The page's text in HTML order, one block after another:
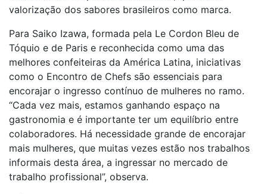
valorização dos sabores brasileiros como marca.
Para Saiko Izawa, formada pela Le Cordon Bleu de
Tóquio e de Paris e reconhecida como uma das
melhores confeiteiras da América Latina, iniciativas
como o Encontro de Chefs são essenciais para
encorajar o ingresso contínuo de mulheres no ramo.
“Cada vez mais, estamos ganhando espaço na
gastronomia e é importante ter um equilíbrio entre
colaboradores. Há necessidade grande de encorajar
mais mulheres, que muitas vezes estão nos trabalhos
informais desta área, a ingressar no mercado de
trabalho profissional”, observa.